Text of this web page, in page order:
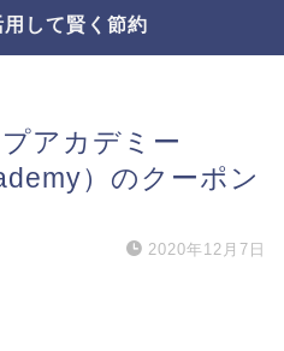
して賢く節約
アカデミー
）のクーポン
2020年12月7日